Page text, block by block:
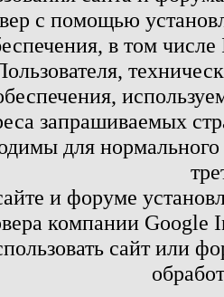
с помощью
в том
запрашиваемых
для
и форуме
компании
сайт или